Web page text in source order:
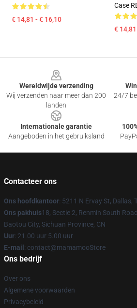
€ 14,81 - € 16,10
Case
€
Wereldwijde verzending
Wij verzenden naar meer dan 200
landen
24/7
Internationale garantie
Aangeboden in het gebruiksland
Contacteer ons
Ons hoofdkantoor: 5211 N Ervay St, Dallas,
Ons pakhuis18, Sectie 2, Renmin South
Baotou City, Sichuan Province, CN
Uur: 21.00 uur 5.00 uur
E-mail : contact@mamamooStore
Ons bedrijf
Over ons
Algemene voorwaarden
Privacybeleid